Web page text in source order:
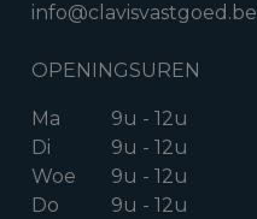
info@clavisvastgoed.be
OPENINGSUREN
Ma 9u - 12u
Di
9u - 12u
Woe
9u - 12u
Do
9u - 12u